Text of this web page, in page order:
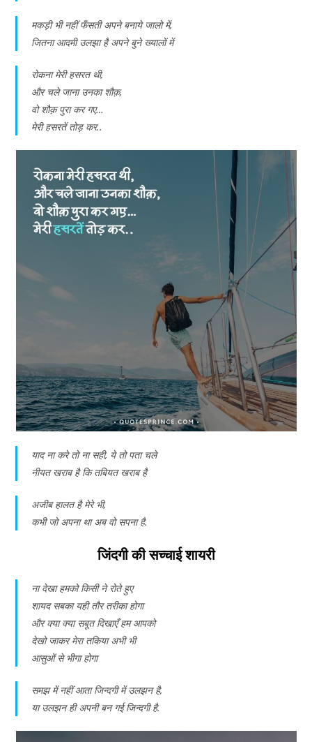
मकड़ी भी नहीं फँसती अपने बनाये जालो में,
जितना आदमी उलझा है अपने बुने ख्यालों में
रोकना मेरी हसरत थी,
और चले जाना उनका शौक़,
वो शौक़ पुरा कर गए…
मेरी हसरतें तोड़ कर..
याद ना करे तो ना सही, ये तो पता चले
नीयत खराब है कि तबियत खराब है
अजीब हालत है मेरे भी,
कभी जो अपना था अब वो सपना है.
जिंदगी की सच्चाई शायरी
ना देखा हमको किसी ने रोते हुए
शायद सबका यही तौर तरीका होगा
और क्या क्या सबूत दिखाएँ हम आपको
देखो जाकर मेरा तकिया अभी भी
आसुओं से भीगा होगा
समझ में नहीं आता जिन्दगी में उलझन है,
या उलझन ही अपनी बन गई जिन्दगी है.